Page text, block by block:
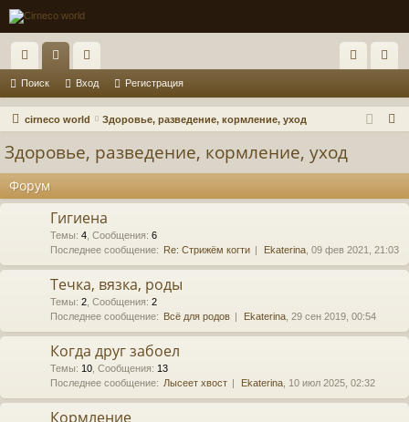
с
ы
и
ум
ол
ьз
ат
и
д ис
Поиск Вход Регистрация
cirneco world Здоровье, разведение, кормление, уход
к
Здоровье, разведение, кормление, уход
Форум
Гигиена
Темы: 4 Сообщения: 6
Последнее сообщение: Re: Стрижём когти Ekaterina , 09 фев 2021, 21:03
Течка, вязка, роды
Темы: 2 Сообщения: 2
Последнее сообщение: Всё для родов Ekaterina , 29 сен 2019, 00:54
Когда друг забоел
Темы: 10 Сообщения: 13
Последнее сообщение: Лысеет хвост Ekaterina , 10 июл 2025, 02:32
Кормление